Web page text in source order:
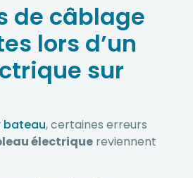
de câblage
lors d’un
sur
bateau, certaines erreurs
électrique reviennent